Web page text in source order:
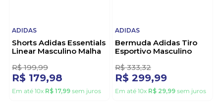
ADIDAS
Shorts Adidas Essentials
Jx5711 Verde
99
R$ 179,98
ADIDAS
Bermuda Adidas Tiro
Ka9152 Preto
R$ 299,99